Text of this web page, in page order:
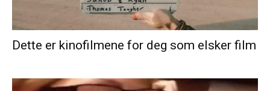
Dette er kinofilmene for deg som elsker film